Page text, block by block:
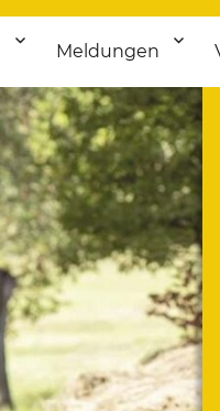
von Theater bis Flohmarkt.
Meldungen